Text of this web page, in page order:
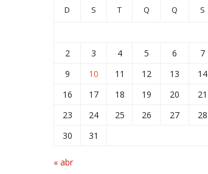
D S T Q Q S
2
3 4 5 6 7
9
10 11 12 13 14
16
17 18 19 20 21
23
24 25 26 27 28
30
31
« abr